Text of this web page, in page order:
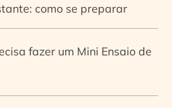
como se preparar
fazer um Mini Ensaio de